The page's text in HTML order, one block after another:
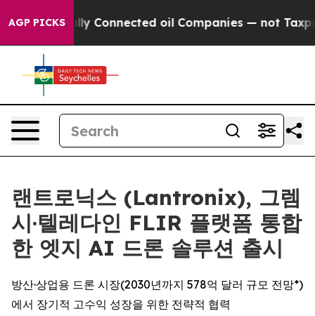
AGP PICKSConnected oil Companies — not Taxpayers —
랜트로닉스 (Lantronix), 그렘
시·텔레다인 FLIR 플랫폼 통합
한 엣지 AI 드론 솔루션 출시
방산·상업용 드론 시장(2030년까지 578억 달러 규모 전망*)
에서 장기적 고수익 성장을 위한 전략적 협력